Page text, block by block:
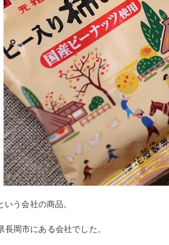
う会社の商品。
岡市にある会社でした。